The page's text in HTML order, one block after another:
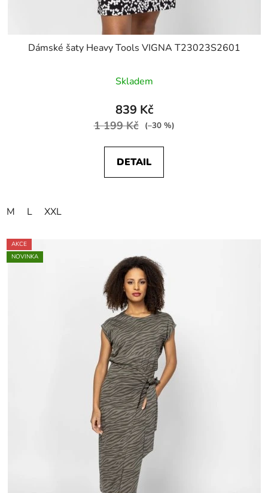
Dámské šaty Heavy Tools VIGNA T23023S2601
Skladem
839 Kč
1 199 Kč (–30 %)
DETAIL
M L XXL
AKCE
NOVINKA